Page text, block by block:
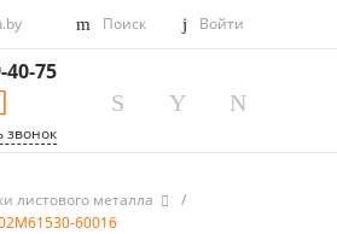
Поиск Войти
40-75
звонок
листового металла
/
60016